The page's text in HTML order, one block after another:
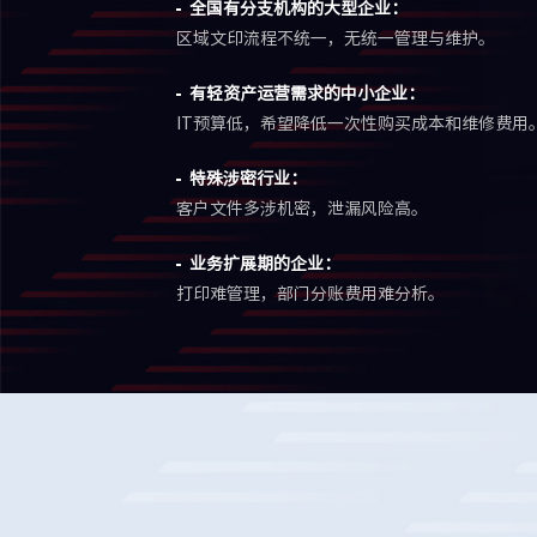
全国有分支机构的大型企业：
区域文印流程不统一，无统一管理与维护。
有轻资产运营需求的中小企业：
IT预算低，希望降低一次性购买成本和维修费用
特殊涉密行业：
客户文件多涉机密，泄漏风险高。
业务扩展期的企业：
打印难管理，部门分账费用难分析。